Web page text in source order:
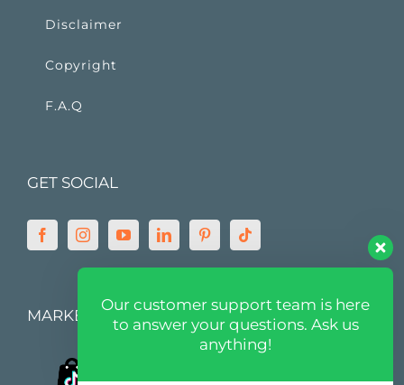
Disclaimer
Copyright
F.A.Q
GET SOCIAL
MARKETPLACE
Our customer support team is here
to answer your questions. Ask us
anything!